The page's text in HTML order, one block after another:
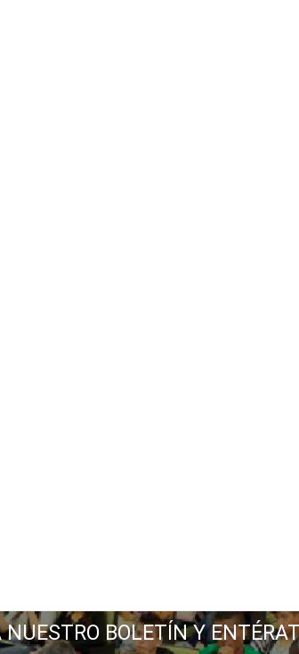
NUESTRO BOLETÍN Y